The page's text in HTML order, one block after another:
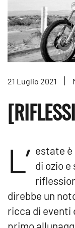
21 Luglio 2021
L’ estate è
di ozio
direbbe un
ricca di eventi